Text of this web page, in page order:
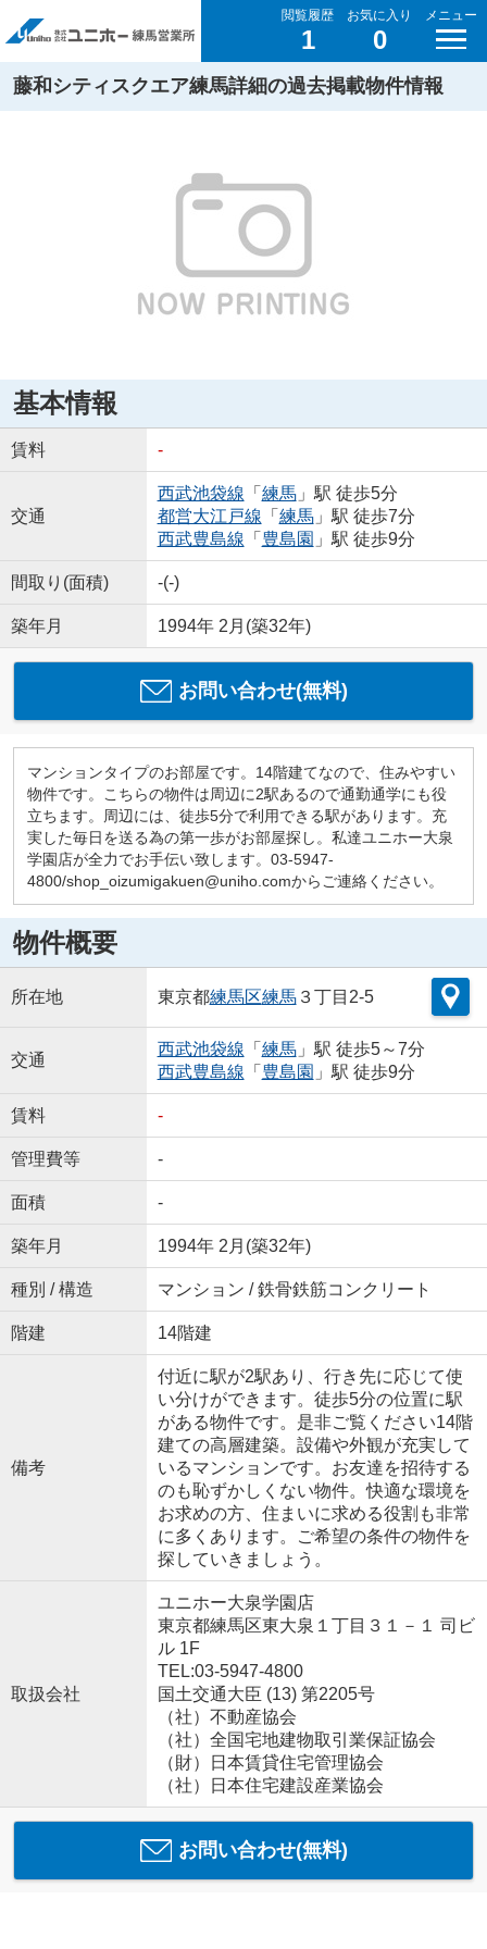
閲覧履歴
1
お気に入り
0
メニュー
藤和シティスクエア練馬詳細の過去掲載物件情報
基本情報
賃料 -
交通
西武池袋線 「 練馬」駅 徒歩5分
都営大江戸線 「 練馬」駅 徒歩7分
西武豊島線 「 豊島園 」駅 徒歩9分
間取り(面積) -(-)
築年月 1994年 2月(築32年)
お問い合わせ(無料)
マンションタイプのお部屋です。14階建てなので、住みやすい
物件です。こちらの物件は周辺に2駅あるので通勤通学にも役
立ちます。周辺には、徒歩5分で利用できる駅があります。充
実した毎日を送る為の第一歩がお部屋探し。私達ユニホー大泉
学園店が全力でお手伝い致します。03-5947-
4800/shop_oizumigakuen@uniho.comからご連絡ください。
物件概要
所在地 東京都練馬区練馬３丁目2-5
交通
西武池袋線 「 練馬」駅 徒歩5～7分
西武豊島線 「 豊島園 」駅 徒歩9分
賃料 -
管理費等 -
面積 -
築年月 1994年 2月(築32年)
種別 / 構造 マンション / 鉄骨鉄筋コンクリート
階建 14階建
備考
付近に駅が2駅あり、行き先に応じて使
い分けができます。徒歩5分の位置に駅
がある物件です。是非ご覧ください14階
建ての高層建築。設備や外観が充実して
いるマンションです。お友達を招待する
のも恥ずかしくない物件。快適な環境を
お求めの方、住まいに求める役割も非常
に多くあります。ご希望の条件の物件を
探していきましょう。
取扱会社
ユニホー大泉学園店
東京都練馬区東大泉１丁目３１－１ 司ビ
ル 1F
TEL:03-5947-4800
国土交通大臣 (13) 第2205号
（社）不動産協会
（社）全国宅地建物取引業保証協会
（財）日本賃貸住宅管理協会
（社）日本住宅建設産業協会
お問い合わせ(無料)